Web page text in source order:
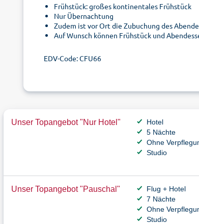
Frühstück: großes kontinentales Frühstück
Nur Übernachtung
Zudem ist vor Ort die Zubuchung des
Auf Wunsch können Frühstück und
EDV-Code: CFU66
Unser Topangebot "Nur Hotel"
Hotel
5 Nächte
Ohne
Studio
Unser Topangebot "Pauschal"
Flug + Hotel
7 Nächte
Ohne
Studio